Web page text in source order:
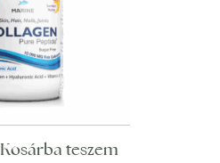
Kosárba teszem